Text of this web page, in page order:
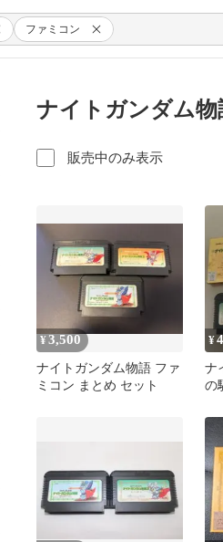
ファミコン
ナイトガンダム
販売中のみ表示
¥3,500
ナイトガンダム物語 ファ
ミコン まとめ セット
¥
ナ
の